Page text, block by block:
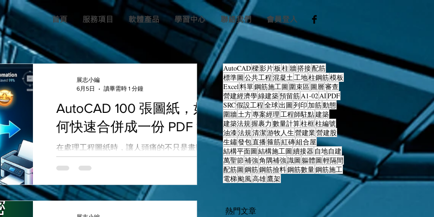
首頁 服務項目 軟體產品 學習中心 聯絡我們 會員登入
AutoCAD 100 張圖紙，如
何快速合併成一份 PDF？
在處理工程圖紙時，讓人頭痛的不只是畫圖，
「出圖」也令人頭痛，對吧？當你的 CAD 檔案
裡擠滿了 100 張圖面時，你還在「一張一張轉
運用免費PDF軟體，解決這個耗時的難題。 🎯
展志小編
6月5日
讀畢需時 1 分鐘
AutoCAD樑影片板 柱牆搭接配筋
標準圖公共工程混凝土工地柱鋼筋模板
Excel料單鋼筋施工圖 圍束區圖層審查
營建經濟學綠建築預留筋A1-02AIPDF
SRC假設工程全球出圖列印 加筋動態
圍牆土方專案經理工程師駐點建築
建築法規握裹力 數量計算柱框柱編號
油漆法規清潔游牧人生營建業營建股
生鏽發包直播箍筋紅磚組合屋
結構平面圖結構施工圖續接器 自地自建
萬聖節補強角隅補強識圖軀體圖輕隔間
配筋圖鋼筋鋼筋撿料鋼筋數量鋼筋施工
電梯颱風高雄鷹架
熱門文章